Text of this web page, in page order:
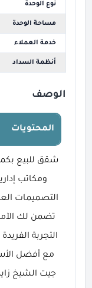
نوع الوحدة
مساحة الوحدة
خدمة العملاء
أنظمة السداد
الوصف
المحتويات
شقق للبيع
ومكاتب
التصميمات
تضمن لك
التجربة
مع أفضل
جيت الشيخ